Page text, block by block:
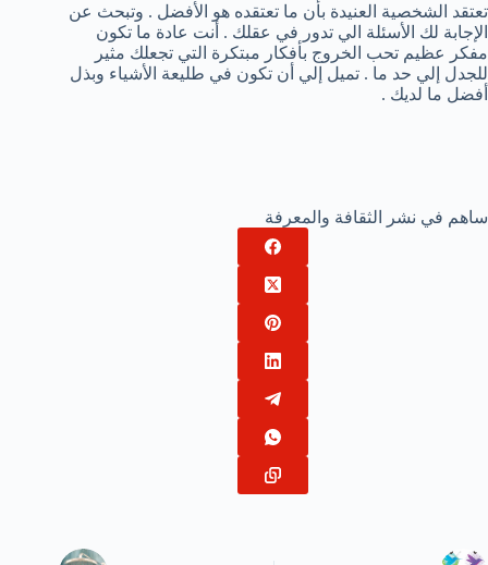
تعتقد الشخصية العنيدة بأن ما تعتقده هو الأفضل . وتبحث عن
الإجابة لك الأسئلة الي تدور في عقلك . أنت عادة ما تكون
مفكر عظيم تحب الخروج بأفكار مبتكرة التي تجعلك مثير
للجدل إلي حد ما . تميل إلي أن تكون في طليعة الأشياء وبذل
أفضل ما لديك .
ساهم في نشر الثقافة والمعرفة